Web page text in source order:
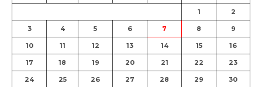
1 2
3 4 5 6 7 8 9
10 11 12 13 14 15 16
17 18 19 20 21 22 23
24 25 26 27 28 29 30